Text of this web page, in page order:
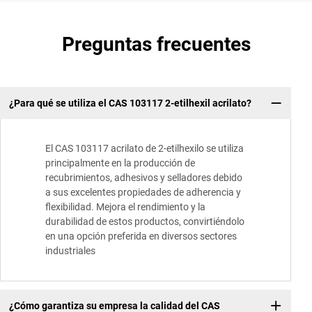
Preguntas frecuentes
¿Para qué se utiliza el CAS 103117 2-etilhexil acrilato?
El CAS 103117 acrilato de 2-etilhexilo se utiliza
principalmente en la producción de
recubrimientos, adhesivos y selladores debido
a sus excelentes propiedades de adherencia y
flexibilidad. Mejora el rendimiento y la
durabilidad de estos productos, convirtiéndolo
en una opción preferida en diversos sectores
industriales
¿Cómo garantiza su empresa la calidad del CAS